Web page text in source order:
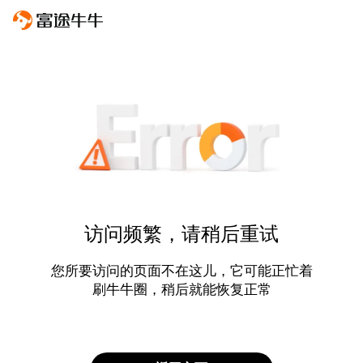
访问频繁，请稍后重试
您所要访问的页面不在这儿，它可能正忙着
刷牛牛圈，稍后就能恢复正常